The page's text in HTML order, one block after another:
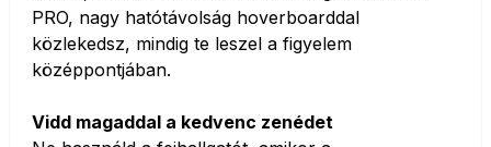
PRO, nagy hatótávolság hoverboarddal
közlekedsz, mindig te leszel a figyelem
középpontjában.
Vidd magaddal a kedvenc zenédet